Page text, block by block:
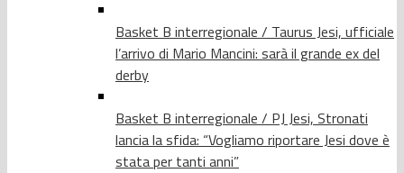
Basket B interregionale / Taurus Jesi, ufficiale
l’arrivo di Mario Mancini: sarà il grande ex del
derby
Basket B interregionale / PJ Jesi, Stronati
lancia la sfida: “Vogliamo riportare Jesi dove è
stata per tanti anni”